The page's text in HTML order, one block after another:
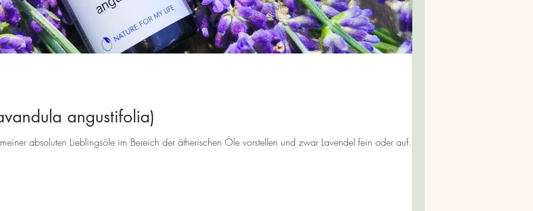
angustifolia)
absoluten Lieblingsöle im Bereich der ätherischen Öle vorstellen und zwar Lavendel fein oder auf...